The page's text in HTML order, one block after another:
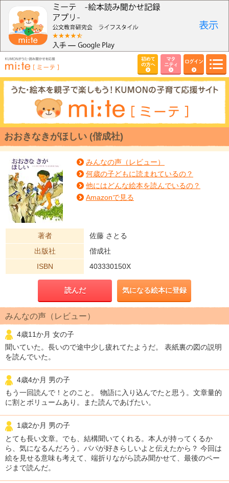
初めて
の方へ
マタ
ニティ
ログイン
おおきなきがほしい (偕成社)
みんなの声（レビュー）
何歳の子どもに読まれているの？
他にはどんな絵本を読んでいるの？
Amazonで見る
著者
佐藤 さとる
出版社
偕成社
ISBN
403330150X
読んだ 気になる絵本に登録
みんなの声（レビュー）
4歳11か月 女の子
聞いていた。長いので途中少し疲れてたようだ。 表紙裏の図の説明
を読んでいた。
4歳4か月 男の子
もう一回読んで！とのこと。 物語に入り込んでたと思う。文章量的
に割とボリュームあり。また読んであげたい。
1歳2か月 男の子
とても長い文章。でも、結構聞いてくれる。本人が持ってくるか
ら、気になるんだろう。パパが好きらしいよと伝えたから？ 今回は
絵を見せる意味も考えて、端折りながら読み聞かせて、最後のペー
ジまで読んだ。